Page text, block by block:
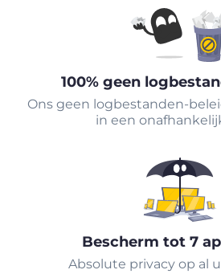
100% geen
Ons geen logbestanden-
in een
Bescherm tot 7
Absolute privacy op al